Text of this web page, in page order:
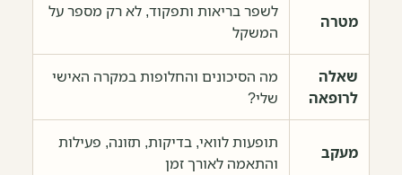
מטרה
לשפר בריאות ותפקוד, לא רק מספר על
המשקל
שאלה
לרופאה
מה הסיכונים והחלופות במקרה האישי
שלי?
מעקב
תופעות לוואי, בדיקות, תזונה, פעילות
והתאמה לאורך זמן